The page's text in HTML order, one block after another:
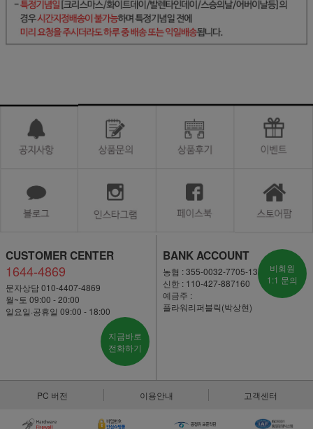
CUSTOMER CENTER
1644-4869
문자상담 010-4407-4869
월~토 09:00 - 20:00
일요일·공휴일 09:00 - 18:00
지금바로
전화하기
BANK ACCOUNT
농협 : 355-0032-7705-13
신한 : 110-427-887160
예금주 :
플라워리퍼블릭(박상현)
비회원
1:1 문의
PC 버전 이용안내 고객센터